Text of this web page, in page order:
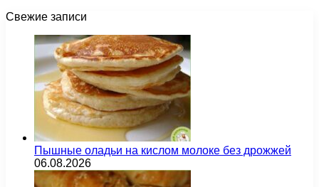
Свежие записи
Пышные оладьи на кислом молоке без дрожжей
06.08.2026